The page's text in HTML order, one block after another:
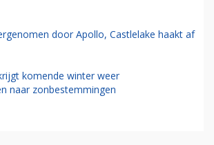
door Apollo, Castlelake haakt af
komende winter weer
naar zonbestemmingen